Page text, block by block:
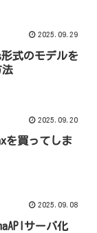
2025.09.29
式のモデルを
法
2025.09.20
を買ってしま
2025.09.08
サーバ化